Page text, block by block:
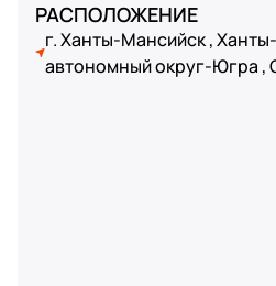
котором расположены
3 кухонных зон, 5 санузлов,
Данное здание отлично
РАСПОЛОЖЕНИЕ
г. Ханты-Мансийск ,
автономный округ-Югра ,